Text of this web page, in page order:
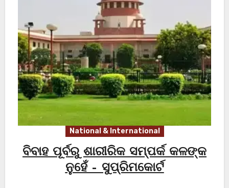
National & International
ବିବାହ ପୂର୍ବରୁ ଶାରୀରିକ ସମ୍ପର୍କ କଳଙ୍କ
ନୁହେଁ – ସୁପ୍ରିମକୋର୍ଟ